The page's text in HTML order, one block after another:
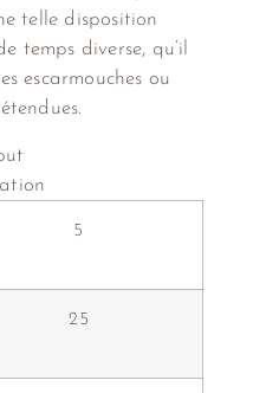
telle disposition
temps diverse, qu’il
escarmouches ou
5
25